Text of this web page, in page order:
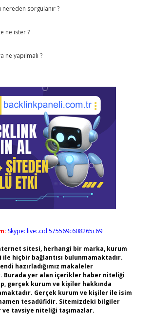
nereden sorgulanır ?
ne ister ?
ne yapılmalı ?
Skype: live:.cid.575569c608265c69
sitesi, herhangi bir marka, kurum
ile hiçbir bağlantısı bulunmamaktadır.
hazırladığımız makaleler
Burada yer alan içerikler haber niteliği
gerçek kurum ve kişiler hakkında
Gerçek kurum ve kişiler ile isim
tesadüfidir. Sitemizdeki bilgiler
tavsiye niteliği taşımazlar.